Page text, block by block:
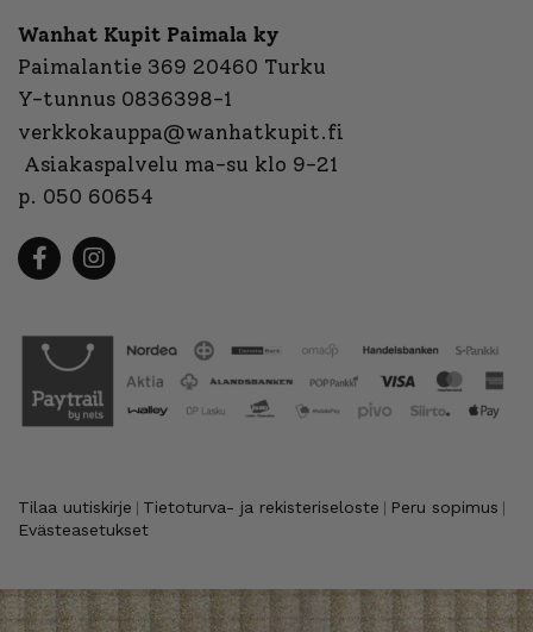
Wanhat Kupit Paimala ky
Paimalantie 369 20460 Turku
Y-tunnus 0836398-1
verkkokauppa@wanhatkupit.fi
Asiakaspalvelu ma-su klo 9-21
p. 050 60654
Tilaa uutiskirje Tietoturva- ja rekisteriseloste Peru sopimus
Evästeasetukset